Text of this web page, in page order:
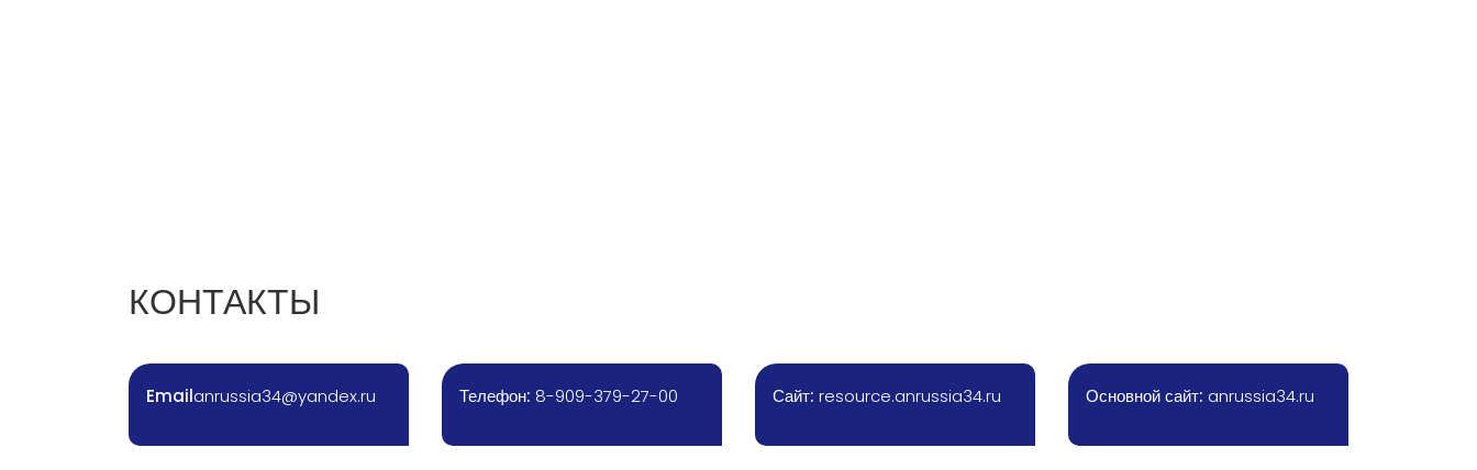
КОНТАКТЫ
Emailanrussia34@yandex.ru Телефон: 8-909-379-27-00 Сайт: resource.anrussia34.ru Основной сайт: anrussia34.ru